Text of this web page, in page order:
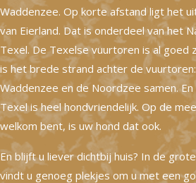
Waddenzee. Op korte afstand ligt het
van Eierland. Dat is onderdeel van het
Texel. De Texelse vuurtoren is al goed
is het brede strand achter de
Waddenzee en de Noordzee samen.
Texel is heel hondvriendelijk. Op de
welkom bent, is uw hond dat ook.
En blijft u liever dichtbij huis? In de
vindt u genoeg plekjes om u met een